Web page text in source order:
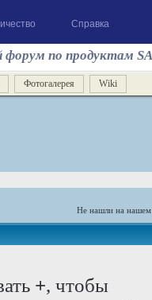
Справка
форум по продуктам
Фотогалерея Wiki
Не нашли на
+, чтобы